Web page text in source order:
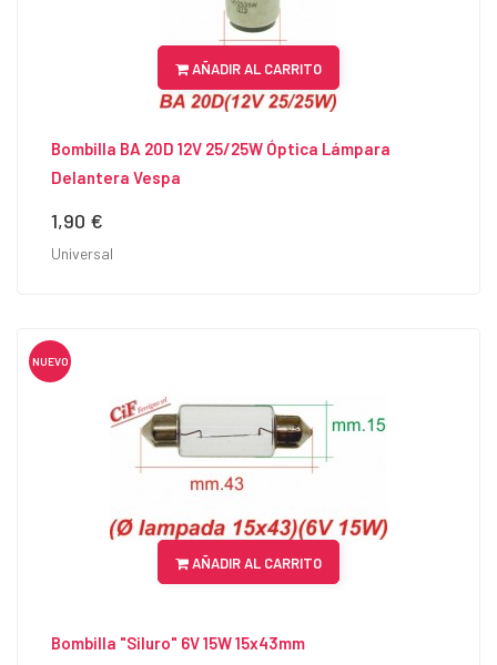
AÑADIR AL CARRITO
Bombilla BA 20D 12V 25/25W Óptica Lámpara
Delantera Vespa
Precio
1,90 €
Universal
NUEVO
AÑADIR AL CARRITO
Bombilla "Siluro" 6V 15W 15x43mm